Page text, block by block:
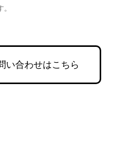
い合わせはこちら